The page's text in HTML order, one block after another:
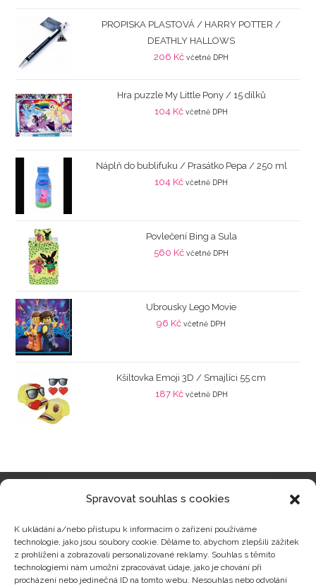
Spravovat souhlas s cookies
K ukládání a/nebo přístupu k informacím o zařízení používáme
technologie, jako jsou soubory cookie. Děláme to, abychom zlepšili zážitek
z prohlížení a zobrazovali personalizované reklamy. Souhlas s těmito
technologiemi nám umožní zpracovávat údaje, jako je chování při
procházení nebo jedinečná ID na tomto webu. Nesouhlas nebo odvolání
PROPISKA PLASTOVÁ / HARRY POTTER /
DEATHLY HALLOWS
206 Kč včetně DPH
Hra puzzle My Little Pony / 15 dílků
104 Kč včetně DPH
Náplň do bublifuku / Prasátko Pepa / 250 ml
104 Kč včetně DPH
Povlečení Bing a Sula
560 Kč včetně DPH
Ubrousky Lego Movie
96 Kč včetně DPH
Kšiltovka Emoji 3D / Smajlíci 55 cm
187 Kč včetně DPH